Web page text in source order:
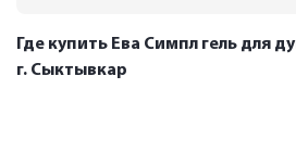
Где купить Ева Симпл гель для
г. Сыктывкар